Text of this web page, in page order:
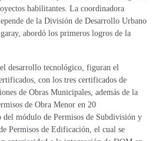
habilitantes. La coordinadora
de la División de Desarrollo Urbano
abordó los primeros logros de la
desarrollo tecnológico, figuran el
con los tres certificados de
de Obras Municipales, además de la
de Obra Menor en 20
módulo de Permisos de Subdivisión y
Permisos de Edificación, el cual se